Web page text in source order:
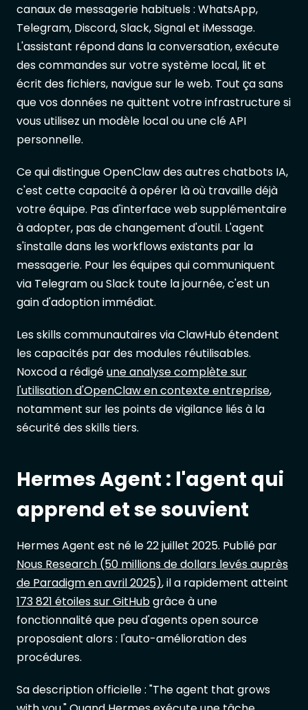
canaux de messagerie habituels : WhatsApp,
Telegram, Discord, Slack, Signal et iMessage.
L'assistant répond dans la conversation, exécute
des commandes sur votre système local, lit et
écrit des fichiers, navigue sur le web. Tout ça sans
que vos données ne quittent votre infrastructure si
vous utilisez un modèle local ou une clé API
personnelle.
Ce qui distingue OpenClaw des autres chatbots IA,
c'est cette capacité à opérer là où travaille déjà
votre équipe. Pas d'interface web supplémentaire
à adopter, pas de changement d'outil. L'agent
s'installe dans les workflows existants par la
messagerie. Pour les équipes qui communiquent
via Telegram ou Slack toute la journée, c'est un
gain d'adoption immédiat.
Les skills communautaires via ClawHub étendent
les capacités par des modules réutilisables.
Noxcod a rédigéune analyse complète sur
l'utilisation d'OpenClaw en contexte entreprise,
notamment sur les points de vigilance liés à la
sécurité des skills tiers.
Hermes Agent : l'agent qui
apprend et se souvient
Hermes Agent est né le 22 juillet 2025. Publié par
Nous Research (50 millions de dollars levés auprès
de Paradigm en avril 2025), il a rapidement atteint
173 821 étoiles sur GitHubgrâce à une
fonctionnalité que peu d'agents open source
proposaient alors : l'auto-amélioration des
procédures.
Sa description officielle : "The agent that grows